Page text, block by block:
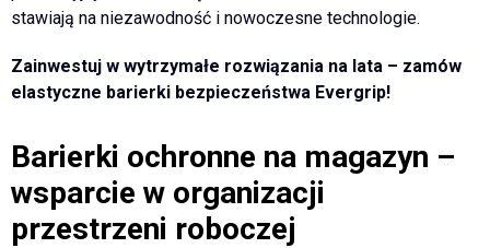
stawiają na niezawodność i nowoczesne technologie.
Zainwestuj w wytrzymałe rozwiązania na lata – zamów
elastyczne barierki bezpieczeństwa Evergrip!
Barierki ochronne na magazyn –
wsparcie w organizacji
przestrzeni roboczej